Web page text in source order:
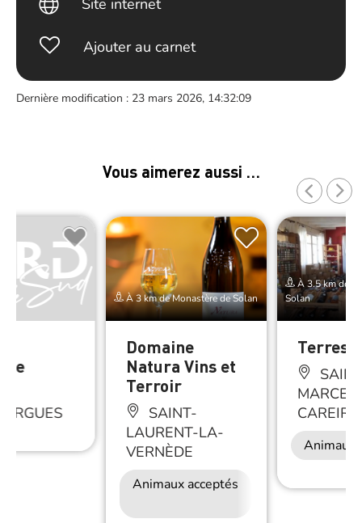
Site internet
Ajouter au carnet
Dernière modification : 23 mars 2026, 14:32:09
Vous aimerez aussi …
À 3 km de Monastère de Solan
Domaine
Natura Vins et
Terroir
SAINT-
LAURENT-LA-
VERNÈDE
Animaux acceptés
Accès Internet
À 3.5 km de
Solan
Terres
Animaux